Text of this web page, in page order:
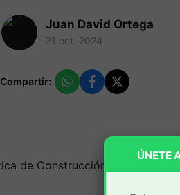
Juan David Ortega
21 oct. 2024
Compartir:
ÚNETE